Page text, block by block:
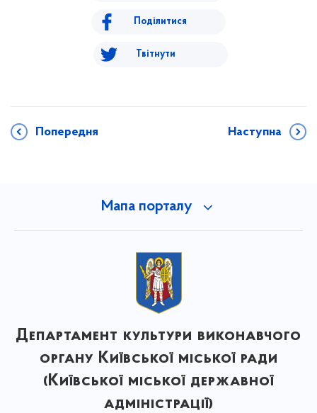
Поділитися
Твітнути
Попередня Наступна
Мапа порталу
Департамент культури виконавчого
органу Київської міської ради
(Київської міської державної
адміністрації)